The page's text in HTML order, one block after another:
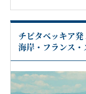
チビタベッキア
海岸・フランス